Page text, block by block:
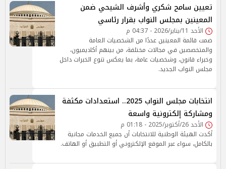
تعيين سامح شكري وأشرف الشيحي ضمن
المعينين بمجلس النواب بقرار رئاسي
الأحد 11/يناير/2026 - 04:37 م
ضمت قائمة المعينين عددًا من الشخصيات العامة
والمتخصصين في مجالات مختلفة، من بينهم أكاديميون،
وخبراء قانون، وشخصيات عامة، بما يعكس تنوع الخبرات داخل
مجلس النواب الجديد.
انتخابات مجلس النواب 2025.. استعدادات مكثفة
ومشاركة إلكترونية واسعة
الأحد 26/أكتوبر/2025 - 01:18 م
أكدت الهيئة الوطنية للانتخابات أن جميع الخدمات مجانية
بالكامل، سواء عبر الموقع الإلكتروني أو التطبيق أو الهاتف.